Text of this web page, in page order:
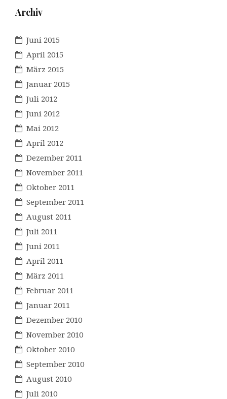
Archiv
Juni 2015
April 2015
März 2015
Januar 2015
Juli 2012
Juni 2012
Mai 2012
April 2012
Dezember 2011
November 2011
Oktober 2011
September 2011
August 2011
Juli 2011
Juni 2011
April 2011
März 2011
Februar 2011
Januar 2011
Dezember 2010
November 2010
Oktober 2010
September 2010
August 2010
Juli 2010